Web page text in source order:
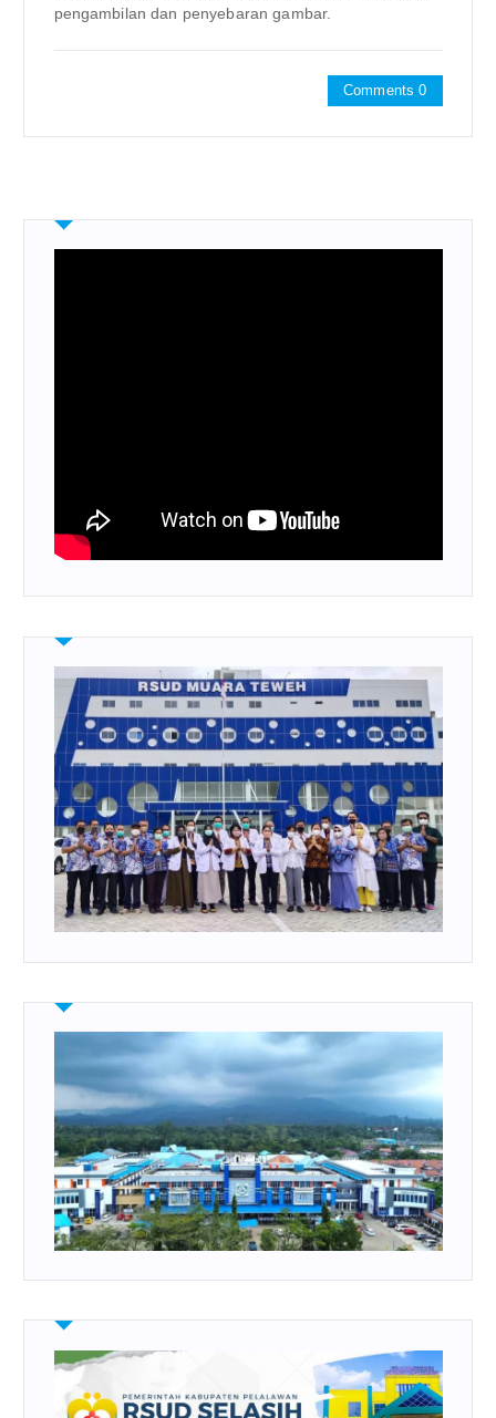
pengambilan dan penyebaran gambar.
Comments 0